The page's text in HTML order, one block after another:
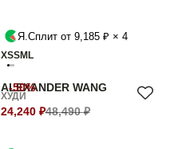
Я.Сплит от 9,185 ₽ × 4
XSSM L
-50%
ALEXANDER WANG
ХУДИ
24,240 ₽48,490 ₽